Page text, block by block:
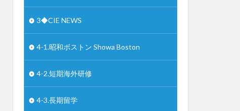
3◆CIE NEWS
4-1.昭和ボストン Showa Boston
4-2.短期海外研修
4-3.長期留学